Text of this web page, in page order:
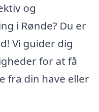
og
i Rønde? Du er
Vi guider dig
for at få
fra din have eller